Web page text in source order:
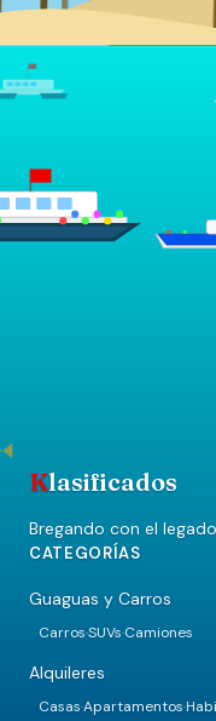
Klasificados
Bregando con el
CATEGORÍAS
Guaguas y Carros
Carros·SUVs·Camiones
Alquileres
Casas·Apartamentos·